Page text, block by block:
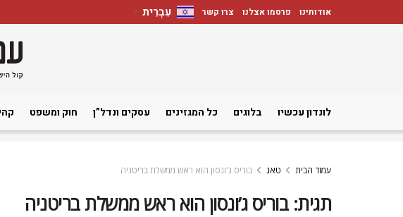
אודותינו פרסמו אצלנו צרו קשר עִבְרִית ▼
לונדון עכשיו בלוגים כל המגזינים עסקים ונדל”ן חוק ומשפט
עמוד הבית טאג בוריס ג'ונסון הוא ראש ממשלת בריטניה
תגית:בוריס ג’ונסון הוא ראש ממשלת בריטניה